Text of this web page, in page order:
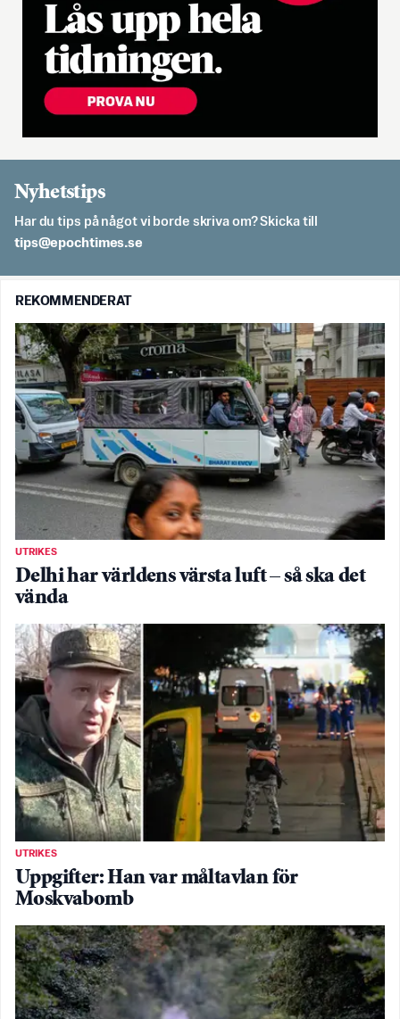
Nyhetstips
Har du tips på något vi borde skriva om? Skicka till
es.semithcope@spit
REKOMMENDERAT
UTRIKES
Delhi har världens värsta luft – så ska det
vända
UTRIKES
Uppgifter: Han var måltavlan för
Moskvabomb